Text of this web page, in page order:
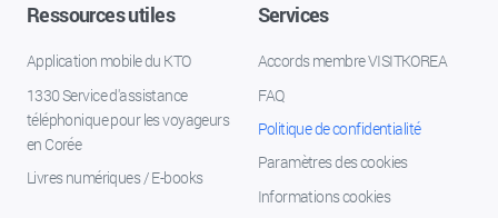
Ressources utiles
Application mobile du KTO
1330 Service d'assistance
téléphonique pour les voyageurs
en Corée
Livres numériques / E-books
Services
Accords membre VISITKOREA
FAQ
Politique de confidentialité
Paramètres des cookies
Informations cookies